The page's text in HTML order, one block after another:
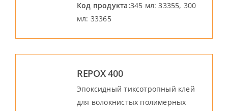
Код продукта:345 мл: 33355, 300
мл: 33365
REPOX 400
Эпоксидный тиксотропный клей
для волокнистых полимерных